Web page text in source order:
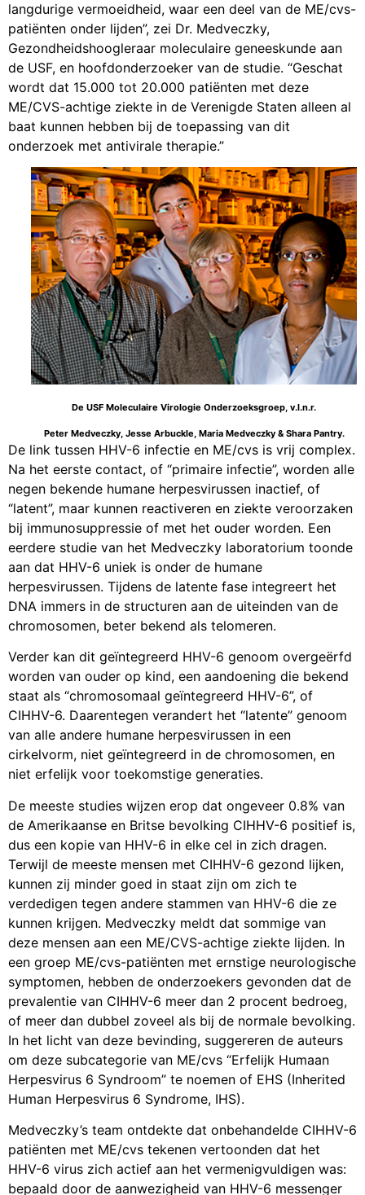
langdurige vermoeidheid, waar een deel van de ME/cvs-
patiënten onder lijden”, zei Dr. Medveczky,
Gezondheidshoogleraar moleculaire geneeskunde aan
de USF, en hoofdonderzoeker van de studie. “Geschat
wordt dat 15.000 tot 20.000 patiënten met deze
ME/CVS-achtige ziekte in de Verenigde Staten alleen al
baat kunnen hebben bij de toepassing van dit
onderzoek met antivirale therapie.”
De USF Moleculaire Virologie Onderzoeksgroep, v.l.n.r.
Peter Medveczky, Jesse Arbuckle, Maria Medveczky & Shara Pantry.
De link tussen HHV-6 infectie en ME/cvs is vrij complex.
Na het eerste contact, of “primaire infectie”, worden alle
negen bekende humane herpesvirussen inactief, of
“latent”, maar kunnen reactiveren en ziekte veroorzaken
bij immunosuppressie of met het ouder worden. Een
eerdere studie van het Medveczky laboratorium toonde
aan dat HHV-6 uniek is onder de humane
herpesvirussen. Tijdens de latente fase integreert het
DNA immers in de structuren aan de uiteinden van de
chromosomen, beter bekend als telomeren.
Verder kan dit geïntegreerd HHV-6 genoom overgeërfd
worden van ouder op kind, een aandoening die bekend
staat als “chromosomaal geïntegreerd HHV-6”, of
CIHHV-6. Daarentegen verandert het “latente” genoom
van alle andere humane herpesvirussen in een
cirkelvorm, niet geïntegreerd in de chromosomen, en
niet erfelijk voor toekomstige generaties.
De meeste studies wijzen erop dat ongeveer 0.8% van
de Amerikaanse en Britse bevolking CIHHV-6 positief is,
dus een kopie van HHV-6 in elke cel in zich dragen.
Terwijl de meeste mensen met CIHHV-6 gezond lijken,
kunnen zij minder goed in staat zijn om zich te
verdedigen tegen andere stammen van HHV-6 die ze
kunnen krijgen. Medveczky meldt dat sommige van
deze mensen aan een ME/CVS-achtige ziekte lijden. In
een groep ME/cvs-patiënten met ernstige neurologische
symptomen, hebben de onderzoekers gevonden dat de
prevalentie van CIHHV-6 meer dan 2 procent bedroeg,
of meer dan dubbel zoveel als bij de normale bevolking.
In het licht van deze bevinding, suggereren de auteurs
om deze subcategorie van ME/cvs “Erfelijk Humaan
Herpesvirus 6 Syndroom” te noemen of EHS (Inherited
Human Herpesvirus 6 Syndrome, IHS).
Medveczky’s team ontdekte dat onbehandelde CIHHV-6
patiënten met ME/cvs tekenen vertoonden dat het
HHV-6 virus zich actief aan het vermenigvuldigen was:
bepaald door de aanwezigheid van HHV-6 messenger